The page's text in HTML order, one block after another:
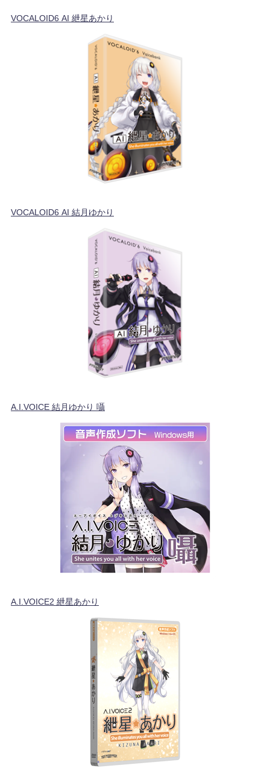
VOCALOID6 AI 紲星あかり
VOCALOID6 AI 結月ゆかり
A.I.VOICE 結月ゆかり 囁
A.I.VOICE2 紲星あかり